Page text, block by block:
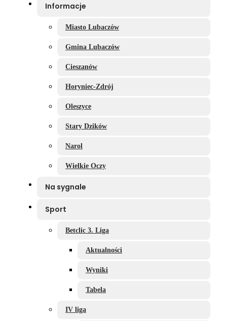
Informacje
Miasto Lubaczów
Gmina Lubaczów
Cieszanów
Horyniec-Zdrój
Oleszyce
Stary Dzików
Narol
Wielkie Oczy
Na sygnale
Sport
Betclic 3. Liga
Aktualności
Wyniki
Tabela
IV liga